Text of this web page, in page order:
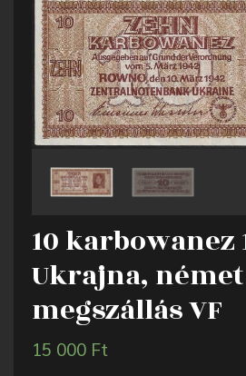
10 karbowanez
Ukrajna, német
megszállás VF
15 000 Ft